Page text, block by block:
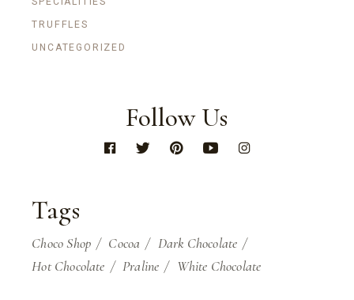
TRUFFLES
UNCATEGORIZED
Follow Us
Tags
Choco Shop Cocoa
Dark Chocolate
Hot Chocolate
Praline White Chocolate